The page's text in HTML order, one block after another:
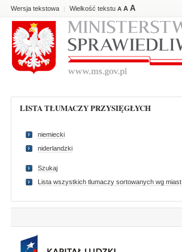
Wersja tekstowa | Wielkość tekstu A A A
LISTA TŁUMACZY PRZYSIĘGŁYCH
niemiecki
niderlandzki
Szukaj
Lista wszystkich tlumaczy sortowanych wg miast